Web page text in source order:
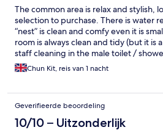
The common area is relax and stylish,
selection to purchase. There is water
“nest” is clean and comfy even it is
room is always clean and tidy (but it is
staff cleaning in the male toilet /
Chun Kit, reis van 1 nacht
Geverifieerde beoordeling
10/10 – Uitzonderlijk